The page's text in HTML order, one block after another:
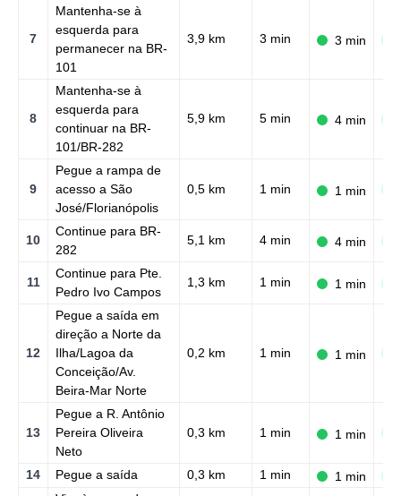
7
Mantenha-se à
esquerda para
permanecer na BR-
101
3,9 km 3 min 3 min
8
Mantenha-se à
esquerda para
continuar na BR-
101/BR-282
5,9 km 5 min 4 min
9
Pegue a rampa de
acesso a São
José/Florianópolis
0,5 km 1 min 1 min
10
Continue para BR-
282
5,1 km 4 min 4 min
11
Continue para Pte.
Pedro Ivo Campos
1,3 km 1 min 1 min
12
Pegue a saída em
direção a Norte da
Ilha/Lagoa da
Conceição/Av.
Beira-Mar Norte
0,2 km 1 min 1 min
13
Pegue a R. Antônio
Pereira Oliveira
Neto
0,3 km 1 min 1 min
14 Pegue a saída 0,3 km 1 min 1 min